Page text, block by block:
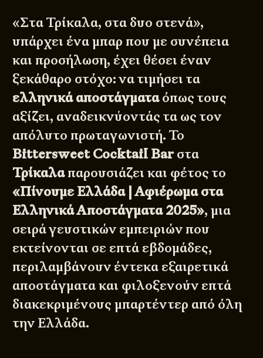
«Στα Τρίκαλα, στα δυο στενά»,
υπάρχει ένα μπαρ που με συνέπεια
και προσήλωση, έχει θέσει έναν
ξεκάθαρο στόχο: να τιμήσει τα
ελληνικά αποστάγματαόπως τους
αξίζει, αναδεικνύοντάς τα ως τον
απόλυτο πρωταγωνιστή. Το
Bittersweet Cocktail Barστα
Τρίκαλαπαρουσιάζει και φέτος το
«Πίνουμε Ελλάδα | Αφιέρωμα στα
Ελληνικά Αποστάγματα 2025», μια
σειρά γευστικών εμπειριών που
εκτείνονται σε επτά εβδομάδες,
περιλαμβάνουν έντεκα εξαιρετικά
αποστάγματα και φιλοξενούν επτά
διακεκριμένους μπαρτέντερ από όλη
την Ελλάδα.